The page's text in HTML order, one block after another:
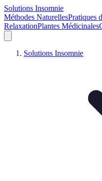
Solutions Insomnie
Méthodes NaturellesPratiques
RelaxationPlantes Médicinales
Solutions Insomnie